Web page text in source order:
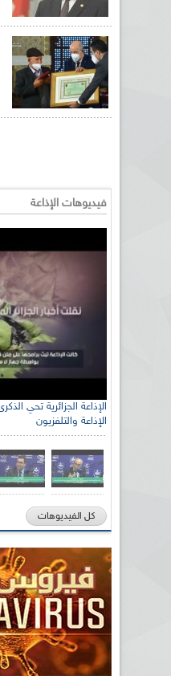
فيديوهات الإذاعة
الإذاعة والتلفزيون
كل الفيديوهات